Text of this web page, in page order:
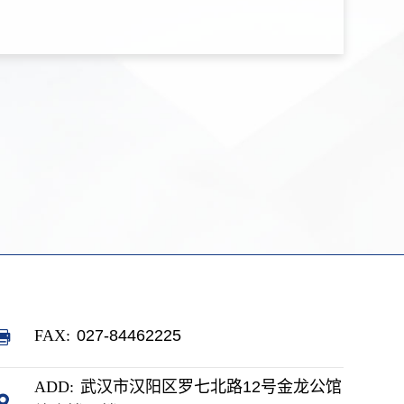
FAX: 027-84462225
ADD: 武汉市汉阳区罗七北路12号金龙公馆